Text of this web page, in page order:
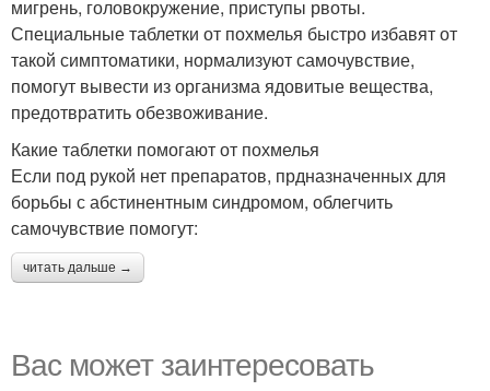
мигрень, головокружение, приступы рвоты.
Специальные таблетки от похмелья быстро избавят от
такой симптоматики, нормализуют самочувствие,
помогут вывести из организма ядовитые вещества,
предотвратить обезвоживание.
Какие таблетки помогают от похмелья
Если под рукой нет препаратов, прдназначенных для
борьбы с абстинентным синдромом, облегчить
самочувствие помогут:
читать дальше →
Вас может заинтересовать